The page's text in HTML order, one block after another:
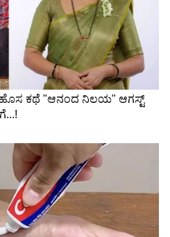
News
ಇಳಿಕೆ: ಮೋದಿ-
| India US